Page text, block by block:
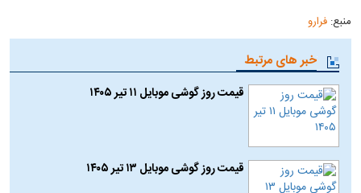
منبع:فرارو
خبر های مرتبط
قیمت روز گوشی موبایل ۱۱ تیر ۱۴۰۵
قیمت روز گوشی موبایل ۱۳ تیر ۱۴۰۵